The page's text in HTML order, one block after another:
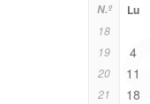
N.º Lu
18
19 4
20 11
21 18